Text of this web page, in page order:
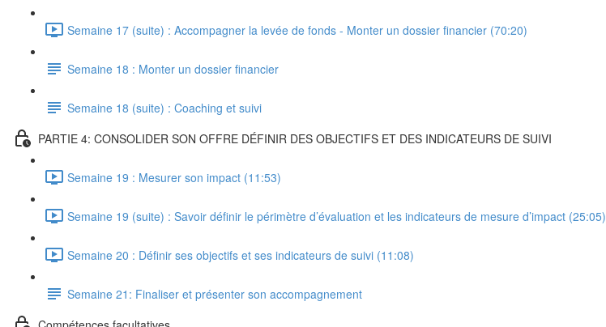
Semaine 17 (suite) : Accompagner la levée de fonds - Monter un dossier financier (70:20)
Semaine 18 : Monter un dossier financier
Semaine 18 (suite) : Coaching et suivi
PARTIE 4: CONSOLIDER SON OFFRE DÉFINIR DES OBJECTIFS ET DES INDICATEURS DE SUIVI
Semaine 19 : Mesurer son impact (11:53)
Semaine 19 (suite) : Savoir définir le périmètre d’évaluation et les indicateurs de mesure d’impact (25:05)
Semaine 20 : Définir ses objectifs et ses indicateurs de suivi (11:08)
Semaine 21: Finaliser et présenter son accompagnement